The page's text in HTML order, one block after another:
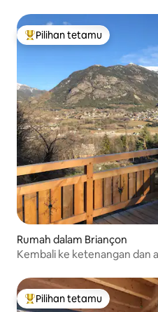
Pilihan utama tetamu
Pilihan tetamu
Rumah dalam Briançon
Kembali ke ketenangan dan
Pilihan utama tetamu
Pilihan tetamu